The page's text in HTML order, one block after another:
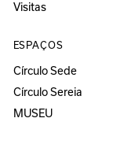
Visitas
ESPAÇOS
Círculo Sede
Círculo Sereia
MUSEU